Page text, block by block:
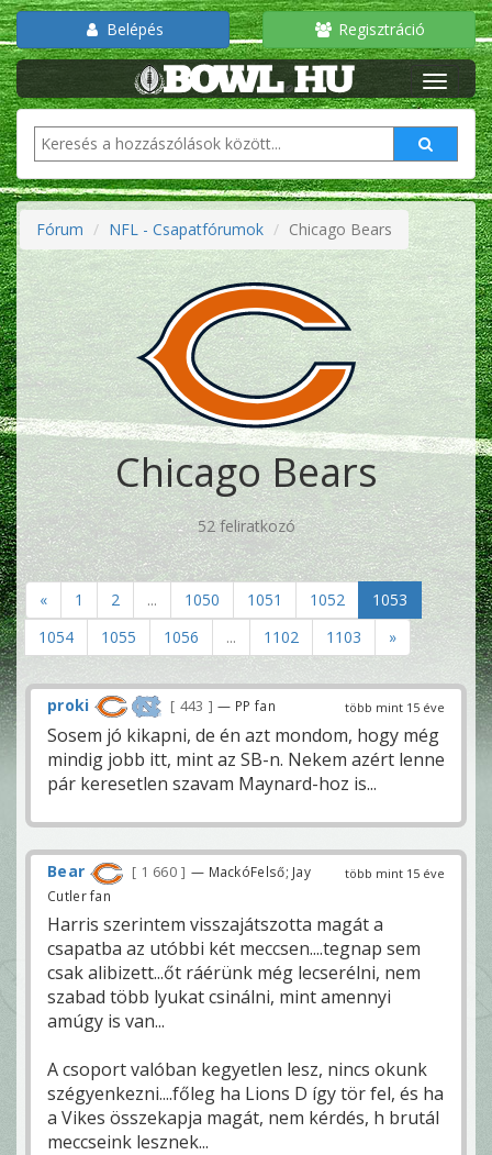
Belépés Regisztráció
Fórum NFL - Csapatfórumok Chicago Bears
Chicago Bears
52 feliratkozó
« 1 2 ... 1050 1051 1052
1053
1054
1055 1056 ... 1102 1103 »
több mint 15 éve
proki 443 — PP fan
Sosem jó kikapni, de én azt mondom, hogy még
mindig jobb itt, mint az SB-n. Nekem azért lenne
pár keresetlen szavam Maynard-hoz is...
több mint 15 éve
Bear 1 660
— MackóFelső; Jay
Cutler fan
Harris szerintem visszajátszotta magát a
csapatba az utóbbi két meccsen....tegnap sem
csak alibizett...őt ráérünk még lecserélni, nem
szabad több lyukat csinálni, mint amennyi
amúgy is van...
A csoport valóban kegyetlen lesz, nincs okunk
szégyenkezni....főleg ha Lions D így tör fel, és ha
a Vikes összekapja magát, nem kérdés, h brutál
meccseink lesznek...